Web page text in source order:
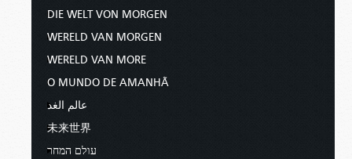
DIE WELT VON MORGEN
WERELD VAN MORGEN
WERELD VAN MORE
O MUNDO DE AMANHÃ
عالم الغد
未来世界
עולם המחר